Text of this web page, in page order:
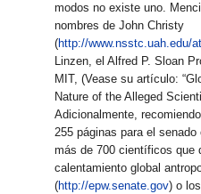
modos no existe uno.
nombres de John Christy
(http://www.nsstc.uah.edu/
Linzen, el Alfred P. Sloan
MIT, (Vease su artículo:
Nature of the Alleged
Adicionalmente,
255 páginas para el
más de 700 científicos que
calentamiento global
(http://epw.senate.gov) o